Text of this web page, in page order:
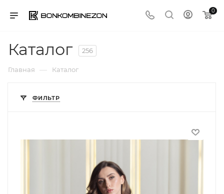
0
Каталог 256
Главная — Каталог
ФИЛЬТР